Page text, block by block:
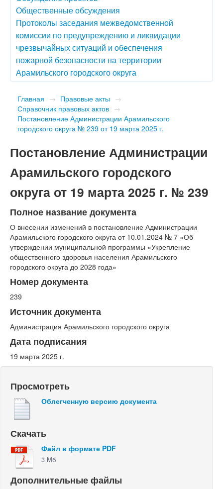
Общественные обсуждения
Протоколы заседания межведомственной
комиссии по предупреждению и ликвидации
чрезвычайных ситуаций и обеспечения
пожарной безопасности на территории
Арамильского городского округа
Главная → Правовые акты →
Справочник правовых актов →
Постановление Администрации Арамильского
городского округа № 239 от 19 марта 2025 г.
Постановление Администрации
Арамильского городского
округа от 19 марта 2025 г. № 239
Полное название документа
О внесении изменений в постановление Администрации
Арамильского городского округа от 10.01.2024 № 7 «Об
утверждении муниципальной программы «Укрепление
общественного здоровья населения Арамильского
городского округа до 2028 года»
Номер документа
239
Источник документа
Администрация Арамильского городского округа
Дата подписания
19 марта 2025 г.
Просмотреть
Облегченную версию документа
Скачать
Файл в формате PDF
3 Мб
Дополнительные файлы